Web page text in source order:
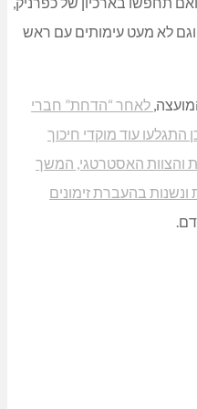
בתור בסיעה: ד”ר אורית